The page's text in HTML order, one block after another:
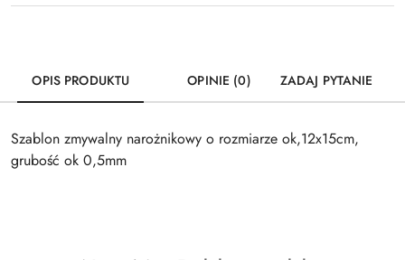
OPIS PRODUKTU OPINIE (0) ZADAJ PYTANIE
Szablon zmywalny narożnikowy o rozmiarze ok,12x15cm,
grubość ok 0,5mm